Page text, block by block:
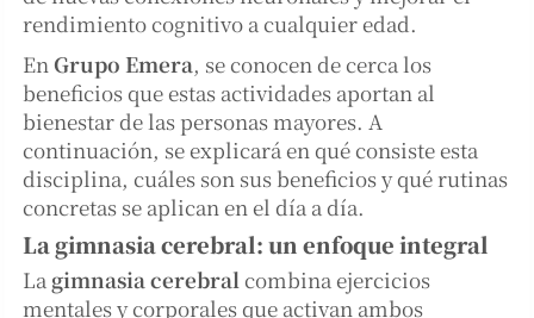
rendimiento cognitivo a cualquier edad.
EnGrupo Emera, se conocen de cerca los
beneficios que estas actividades aportan al
bienestar de las personas mayores. A
continuación, se explicará en qué consiste esta
disciplina, cuáles son sus beneficios y qué rutinas
concretas se aplican en el día a día.
La gimnasia cerebral: un enfoque integral
La gimnasia cerebralcombina ejercicios
mentales y corporales que activan ambos